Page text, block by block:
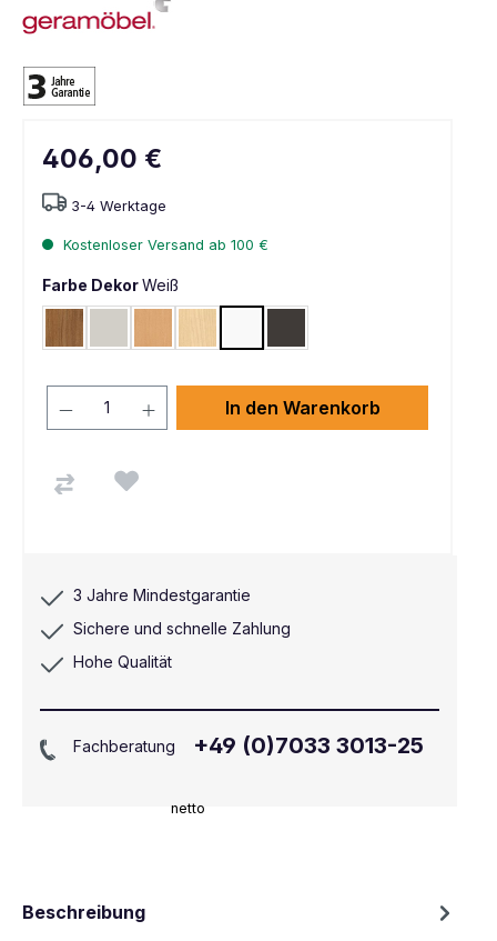
406,00 €
netto
3-4 Werktage
Kostenloser Versand ab 100 €
Farbe DekorWeiß
In den Warenkorb
3 Jahre Mindestgarantie
Sichere und schnelle Zahlung
Hohe Qualität
Fachberatung +49 (0)7033 3013-25
Beschreibung